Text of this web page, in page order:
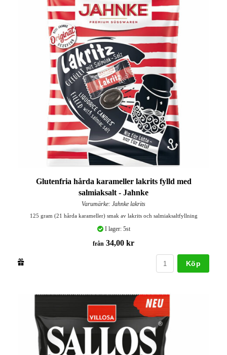
Glutenfria hårda karameller lakrits fylld med
salmiaksalt - Jahnke
Varumärke: Jahnke lakrits
125 gram (21 hårda karameller) smak av lakrits och salmiaksaltfyllning
I lager: 5st
från 34,00 kr
Köp